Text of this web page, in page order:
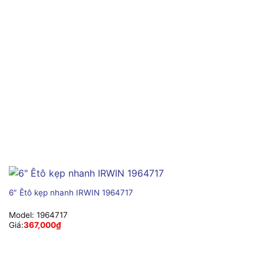
6″ Êtô kẹp nhanh IRWIN 1964717
Model: 1964717
Giá:367,000₫